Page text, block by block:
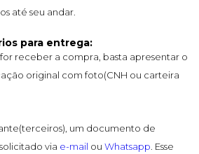
até seu andar.
para entrega:
receber a compra, basta apresentar o
original com foto(CNH ou carteira
um documento de
via e-mail ou Whatsapp . Esse